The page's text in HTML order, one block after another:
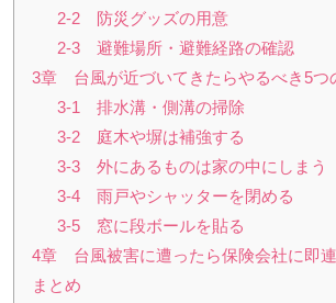
2-2 防災グッズの用意
2-3 避難場所・避難経路の確認
3章 台風が近づいてきたらやるべき5つ
3-1 排水溝・側溝の掃除
3-2 庭木や塀は補強する
3-3 外にあるものは家の中にしまう
3-4 雨戸やシャッターを閉める
3-5 窓に段ボールを貼る
4章 台風被害に遭ったら保険会社に即連
まとめ